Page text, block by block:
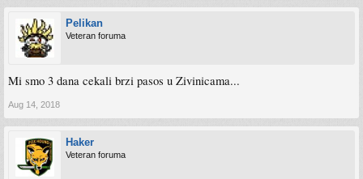
Pelikan
Veteran foruma
Mi smo 3 dana cekali brzi pasos u Zivinicama...
Aug 14, 2018
Haker
Veteran foruma